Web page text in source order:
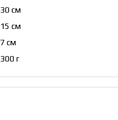
30 см
15 см
7 см
300 г